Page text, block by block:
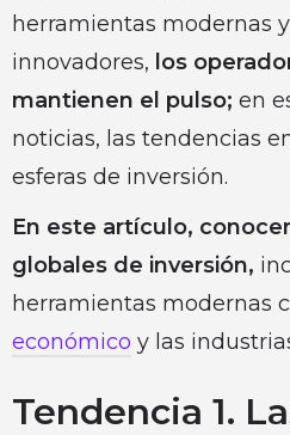
herramientas modernas
innovadores, los
mantienen el pulso; en
noticias, las tendencias
esferas de inversión.
En este artículo,
globales de inversión,
herramientas modernas
económico y las
Tendencia 1.